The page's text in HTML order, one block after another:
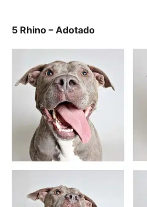
5 Rhino – Adotado